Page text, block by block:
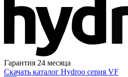
Гарантия 24 месяца
Скачать каталог Hydroo серия VF